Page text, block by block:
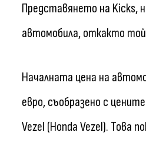
Представянето на Kicks,
автомобила, откакто
Началната цена на
евро, съобразено с
Vezel (Honda Vezel). Това